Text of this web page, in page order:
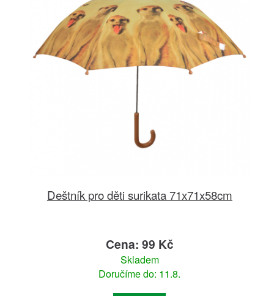
Deštník pro děti surikata 71x71x58cm
Cena: 99 Kč
Skladem
Doručíme do: 11.8.